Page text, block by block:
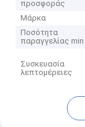
προσφοράς
Μάρκα
Ποσότητα
παραγγελίας min
Συσκευασία
λεπτομέρειες